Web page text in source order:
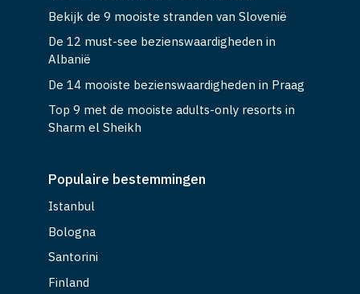
Bekijk de 9 mooiste stranden van Slovenië
De 12 must-see bezienswaardigheden in
Albanië
De 14 mooiste bezienswaardigheden in Praag
Top 9 met de mooiste adults-only resorts in
Sharm el Sheikh
Populaire bestemmingen
Istanbul
Bologna
Santorini
Finland